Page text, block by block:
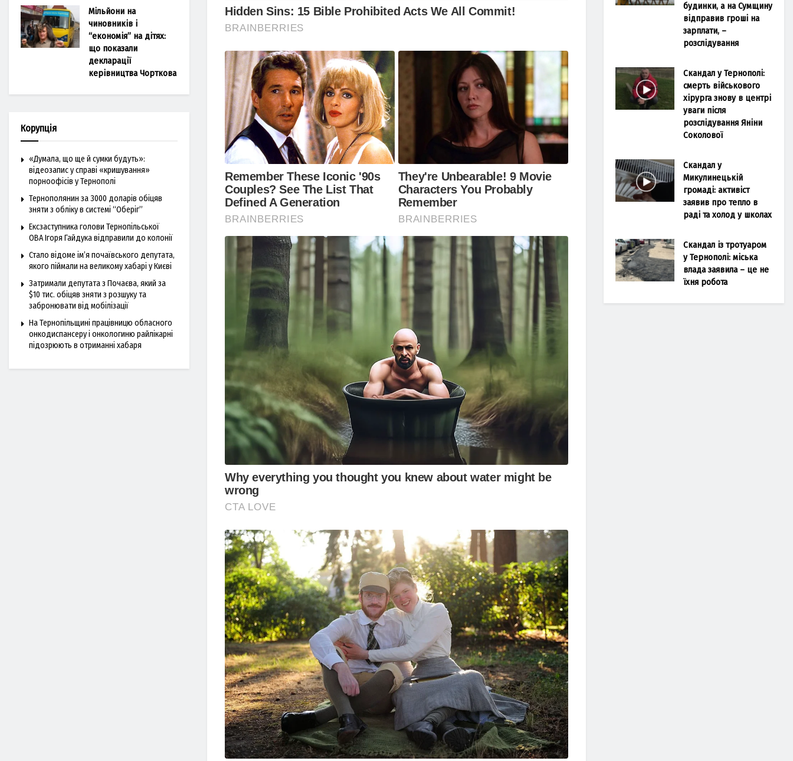
Мільйони на
чиновників і
“економія” на дітях:
що показали
декларації
керівництва Чорткова
Корупція
«Думала, що ще й сумки будуть»:
відеозапис у справі «кришування»
порноофісів у Тернополі
Тернополянин за 3000 доларів обіцяв
зняти з обліку в системі “Оберіг”
Ексзаступника голови Тернопільської
ОВА Ігоря Гайдука відправили до колонії
Стало відоме ім’я почаївського депутата,
якого піймали на великому хабарі у Києві
Затримали депутата з Почаєва, який за
$10 тис. обіцяв зняти з розшуку та
забронювати від мобілізації
На Тернопільщині працівницю обласного
онкодиспансеру і онкологиню райлікарні
підозрюють в отриманні хабаря
будинки, а на Сумщину
відправив гроші на
зарплати, –
розслідування
Скандал у Тернополі:
смерть військового
хірурга знову в центрі
уваги після
розслідування Яніни
Соколової
Скандал у
Микулинецькій
громаді: активіст
заявив про тепло в
раді та холод у школах
Скандал із тротуаром
у Тернополі: міська
влада заявила – це не
їхня робота